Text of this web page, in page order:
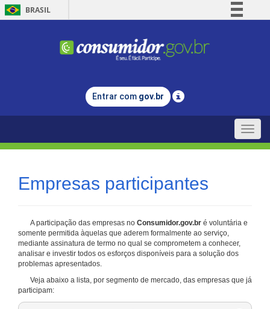
BRASIL
Comunica BR
Legislação
Entrar com gov.br
Toggle
Empresas participantes
A participação das empresas no Consumidor.gov.br é voluntária e
somente permitida àquelas que aderem formalmente ao serviço,
mediante assinatura de termo no qual se comprometem a conhecer,
analisar e investir todos os esforços disponíveis para a solução dos
problemas apresentados.
Veja abaixo a lista, por segmento de mercado, das empresas que já
participam: